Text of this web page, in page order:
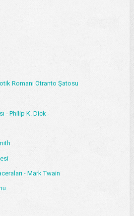
Romanı Otranto Şatosu
- Philip K. Dick
- Mark Twain